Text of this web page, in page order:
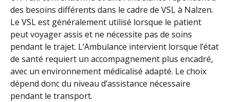
des besoins différents dans le cadre de VSL à Nalzen.
Le VSL est généralement utilisé lorsque le patient
peut voyager assis et ne nécessite pas de soins
pendant le trajet. L’Ambulance intervient lorsque l’état
de santé requiert un accompagnement plus encadré,
avec un environnement médicalisé adapté. Le choix
dépend donc du niveau d’assistance nécessaire
pendant le transport.